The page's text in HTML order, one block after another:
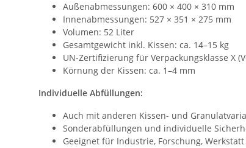
Außenabmessungen: 600 × 400 × 310 mm
Innenabmessungen: 527 × 351 × 275 mm
Volumen: 52 Liter
Gesamtgewicht inkl. Kissen: ca. 14–15 kg
UN-Zertifizierung für Verpackungsklasse X
Körnung der Kissen: ca. 1–4 mm
Individuelle Abfüllungen:
Auch mit anderen Kissen- und
Sonderabfüllungen und individuelle
Geeignet für Industrie, Forschung,